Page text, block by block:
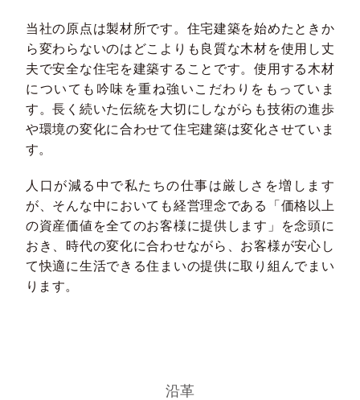
当社の原点は製材所です。住宅建築を始めたときか
ら変わらないのはどこよりも良質な木材を使用し丈
夫で安全な住宅を建築することです。使用する木材
についても吟味を重ね強いこだわりをもっていま
す。長く続いた伝統を大切にしながらも技術の進歩
や環境の変化に合わせて住宅建築は変化させていま
す。
人口が減る中で私たちの仕事は厳しさを増します
が、そんな中においても経営理念である「価格以上
の資産価値を全てのお客様に提供します」を念頭に
おき、時代の変化に合わせながら、お客様が安心し
て快適に生活できる住まいの提供に取り組んでまい
ります。
沿革